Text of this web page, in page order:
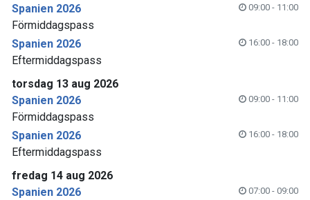
Spanien 2026
09:00 - 11:00
Förmiddagspass
Spanien 2026
16:00 - 18:00
Eftermiddagspass
torsdag 13 aug 2026
Spanien 2026
09:00 - 11:00
Förmiddagspass
Spanien 2026
16:00 - 18:00
Eftermiddagspass
fredag 14 aug 2026
Spanien 2026
07:00 - 09:00